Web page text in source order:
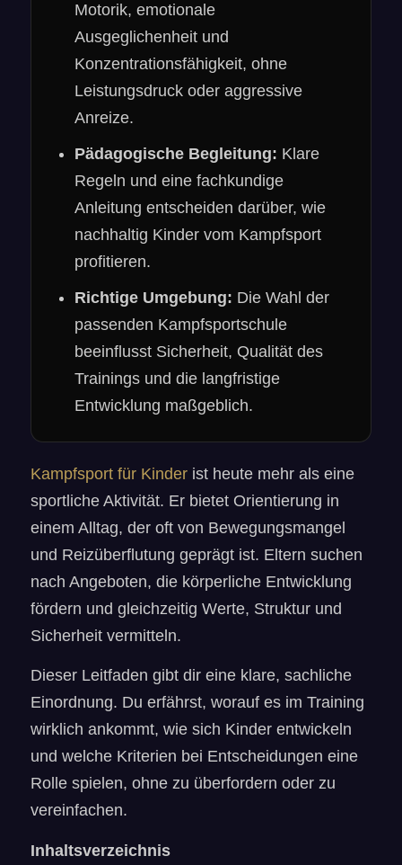
Motorik, emotionale
Ausgeglichenheit und
Konzentrationsfähigkeit, ohne
Leistungsdruck oder aggressive
Anreize.
Pädagogische Begleitung: Klare
Regeln und eine fachkundige
Anleitung entscheiden darüber, wie
nachhaltig Kinder vom Kampfsport
profitieren.
Richtige Umgebung: Die Wahl der
passenden Kampfsportschule
beeinflusst Sicherheit, Qualität des
Trainings und die langfristige
Entwicklung maßgeblich.
Kampfsport für Kinder ist heute mehr als eine
sportliche Aktivität. Er bietet Orientierung in
einem Alltag, der oft von Bewegungsmangel
und Reizüberflutung geprägt ist. Eltern suchen
nach Angeboten, die körperliche Entwicklung
fördern und gleichzeitig Werte, Struktur und
Sicherheit vermitteln.
Dieser Leitfaden gibt dir eine klare, sachliche
Einordnung. Du erfährst, worauf es im Training
wirklich ankommt, wie sich Kinder entwickeln
und welche Kriterien bei Entscheidungen eine
Rolle spielen, ohne zu überfordern oder zu
vereinfachen.
Inhaltsverzeichnis